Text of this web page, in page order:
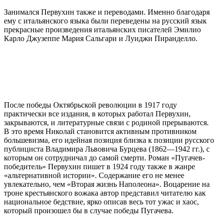
Занимался Первухин также и переводами. Именно благодаря
ему с итальянского языка были переведены на русский язык
прекрасные произведения итальянских писателей Эмилио
Карло Джузеппе Мария Сальгари и Луиджи Пиранделло.
После победы Октябрьской революции в 1917 году
практически все издания, в которых работал Первухин,
закрываются, и литературные связи с родиной прерываются.
В это время Николай становится активным противником
большевизма, его идейная позиция близка к позиции русского
публициста Владимира Львовича Бурцева (1862—1942 гг.), с
которым он сотрудничал до самой смерти. Роман «Пугачев-
победитель» Первухин пишет в 1924 году также в жанре
«альтернативной истории». Содержание его не менее
увлекательно, чем «Вторая жизнь Наполеона». Воцарение на
троне крестьянского вожака автор представил читателю как
национальное бедствие, ярко описав весь тот ужас и хаос,
который произошел бы в случае победы Пугачева.